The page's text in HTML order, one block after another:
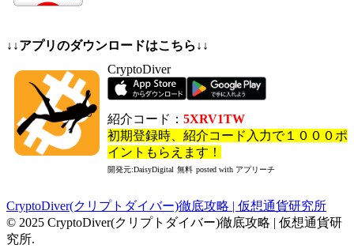
↓↓アプリのダウンロードはこちら↓↓
CryptoDiver
紹介コード： 5XRV1TW
初期登録時、紹介コード入力で１０００ポ
イントもらえます！
開発元:DaisyDigital 無料 posted with アプリーチ
CryptoDiver(クリプトダイバー)徹底攻略 | 仮想通貨研究所
© 2025 CryptoDiver(クリプトダイバー)徹底攻略 | 仮想通貨研
究所.